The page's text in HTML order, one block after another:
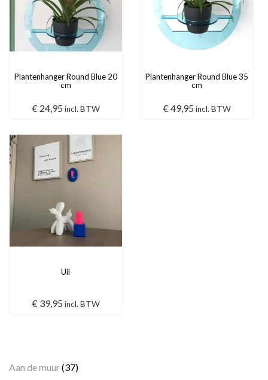
Plantenhanger Round Blue 20
cm
€ 24,95 incl. BTW
Plantenhanger Round Blue 35
cm
€ 49,95 incl. BTW
Uil
€39,95 incl. BTW
Aan de muur(37)